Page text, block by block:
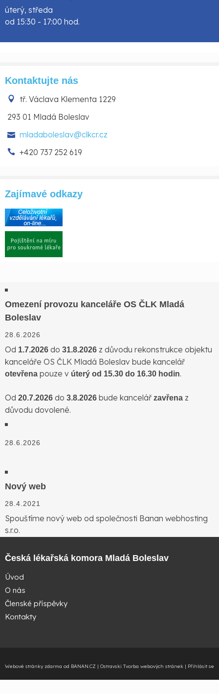
úterý, středa
od 15:30 - 17:00 hod.
Kontaktujte nás

tř. Václava Klementa 1229
293 01 Mladá Boleslav
 mladaboleslav@clkcr.cz
 +420 737 252 619
Zajímavé odkazy
Omezení provozu kanceláře OS ČLK Mladá
Boleslav
28.6.2026
Od 1.7.2026 do 31.8.2026 z důvodu rekonstrukce objektu
kanceláře OS ČLK Mladá Boleslav bude kancelář
otevřena pouze v úterý od 15.30 do 16.30 hodin.
Od 20.7.2026 do 3.8.2026 bude kancelář zavřena z
důvodu dovolené.
28.6.2026
Nový web
28.4.2021
Spouštíme nový web od společnosti Banan webhosting
s.r.o.
Česká lékařská komora Mladá Boleslav
Úvod
O nás
Členské příspěvky
Kontakty
Webové stránky zdarma od BANAN.CZ | Ostravski Tvorba webových stránek | Přihlásit se